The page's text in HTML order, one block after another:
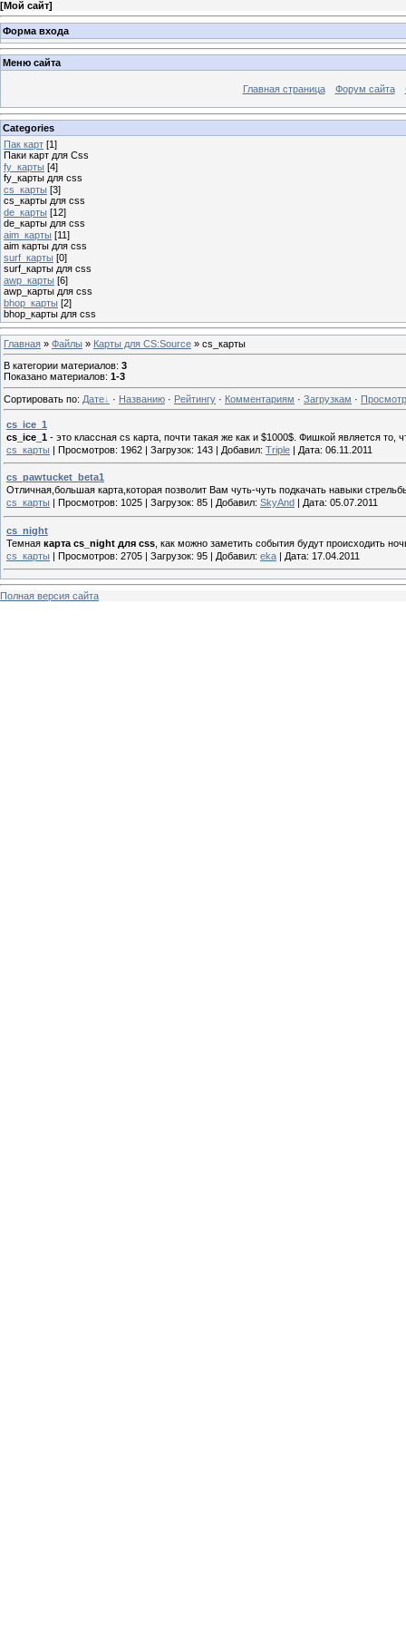
[Мой сайт]
Форма входа
Меню сайта
Главная страница Форум сайта
Categories
Пак карт [1]
Паки карт для Css
fy_карты [4]
fy_карты для css
cs_карты [3]
cs_карты для css
de_карты [12]
de_карты для css
aim_карты [11]
aim карты для css
surf_карты [0]
surf_карты для css
awp_карты [6]
awp_карты для css
bhop_карты [2]
bhop_карты для css
Главная » Файлы » Карты для CS:Source » cs_карты
В категории материалов: 3
Показано материалов: 1-3
Сортировать по: Дате · Названию · Рейтингу · Комментариям · Загрузкам ·
cs_ice_1
cs_ice_1 - это классная cs карта, почти такая же как и $1000$. Фишкой является то,
cs_карты | Просмотров: 1962 | Загрузок: 143 | Добавил: Triple | Дата: 06.11.2011
cs_pawtucket_beta1
Отличная,большая карта,которая позволит Вам чуть-чуть подкачать навыки
cs_карты
Просмотров: 1025 Загрузок: 85 Добавил: SkyAnd Дата: 05.07.2011
cs_night
Темная карта cs_night для css , как можно заметить события будут происходить
cs_карты | Просмотров: 2705 | Загрузок: 95 | Добавил: eka | Дата: 17.04.2011
Полная версия сайта